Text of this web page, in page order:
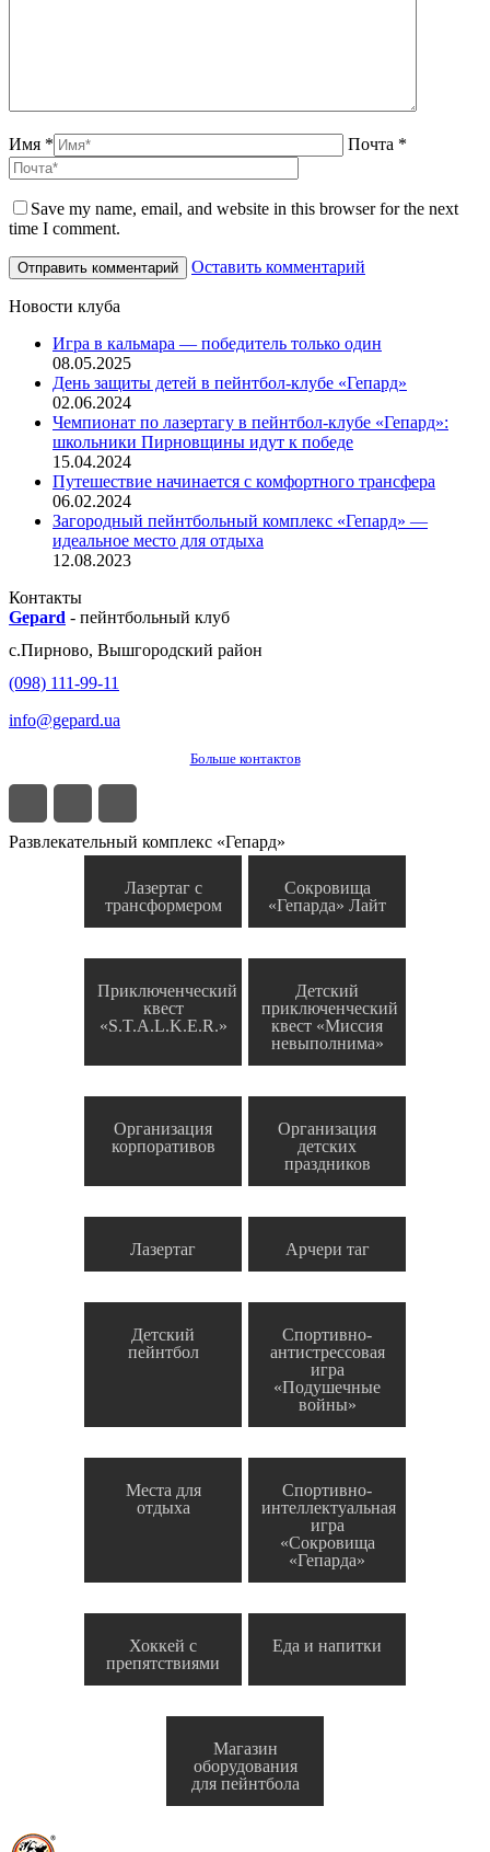
Имя * Почта *
Save my name, email, and website in this browser for the next
time I comment.
Оставить комментарий
Новости клуба
Игра в кальмара — победитель только один
08.05.2025
День защиты детей в пейнтбол-клубе «Гепард»
02.06.2024
Чемпионат по лазертагу в пейнтбол-клубе «Гепард»:
школьники Пирновщины идут к победе
15.04.2024
Путешествие начинается с комфортного трансфера
06.02.2024
Загородный пейнтбольный комплекс «Гепард» —
идеальное место для отдыха
12.08.2023
Контакты
Gepard - пейнтбольный клуб
с.Пирново, Вышгородский район
(098) 111-99-11
info@gepard.ua
Больше контактов
Развлекательный комплекс «Гепард»
Лазертаг с
трансформером
Сокровища
«Гепарда» Лайт
Приключенческий
квест
«S.T.A.L.K.E.R.»
Детский
приключенческий
квест «Миссия
невыполнима»
Организация
корпоративов
Организация
детских
праздников
Лазертаг Арчери таг
Детский
пейнтбол
Спортивно-
антистрессовая
игра
«Подушечные
войны»
Места для
отдыха
Спортивно-
интеллектуальная
игра
«Сокровища
«Гепарда»
Хоккей с
препятствиями
Еда и напитки
Магазин
оборудования
для пейнтбола